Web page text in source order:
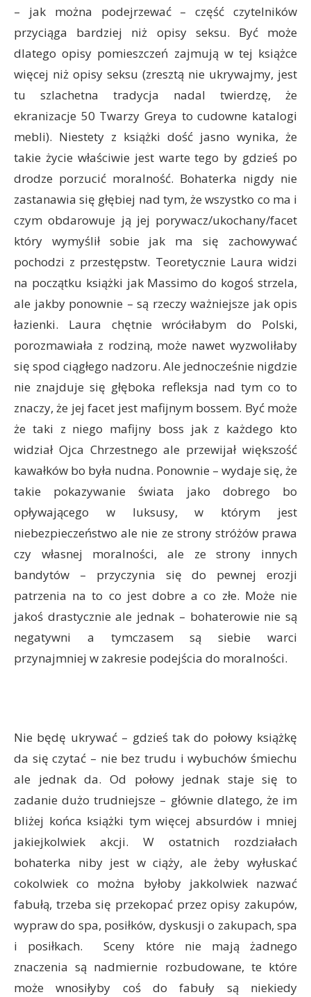
– jak można podejrzewać – część czytelników
przyciąga bardziej niż opisy seksu. Być może
dlatego opisy pomieszczeń zajmują w tej książce
więcej niż opisy seksu (zresztą nie ukrywajmy, jest
tu szlachetna tradycja nadal twierdzę, że
ekranizacje 50 Twarzy Greya to cudowne katalogi
mebli). Niestety z książki dość jasno wynika, że
takie życie właściwie jest warte tego by gdzieś po
drodze porzucić moralność. Bohaterka nigdy nie
zastanawia się głębiej nad tym, że wszystko co ma i
czym obdarowuje ją jej porywacz/ukochany/facet
który wymyślił sobie jak ma się zachowywać
pochodzi z przestępstw. Teoretycznie Laura widzi
na początku książki jak Massimo do kogoś strzela,
ale jakby ponownie – są rzeczy ważniejsze jak opis
łazienki. Laura chętnie wróciłabym do Polski,
porozmawiała z rodziną, może nawet wyzwoliłaby
się spod ciągłego nadzoru. Ale jednocześnie nigdzie
nie znajduje się głęboka refleksja nad tym co to
znaczy, że jej facet jest mafijnym bossem. Być może
że taki z niego mafijny boss jak z każdego kto
widział Ojca Chrzestnego ale przewijał większość
kawałków bo była nudna. Ponownie – wydaje się, że
takie pokazywanie świata jako dobrego bo
opływającego w luksusy, w którym jest
niebezpieczeństwo ale nie ze strony stróżów prawa
czy własnej moralności, ale ze strony innych
bandytów – przyczynia się do pewnej erozji
patrzenia na to co jest dobre a co złe. Może nie
jakoś drastycznie ale jednak – bohaterowie nie są
negatywni a tymczasem są siebie warci
przynajmniej w zakresie podejścia do moralności.
Nie będę ukrywać – gdzieś tak do połowy książkę
da się czytać – nie bez trudu i wybuchów śmiechu
ale jednak da. Od połowy jednak staje się to
zadanie dużo trudniejsze – głównie dlatego, że im
bliżej końca książki tym więcej absurdów i mniej
jakiejkolwiek akcji. W ostatnich rozdziałach
bohaterka niby jest w ciąży, ale żeby wyłuskać
cokolwiek co można byłoby jakkolwiek nazwać
fabułą, trzeba się przekopać przez opisy zakupów,
wypraw do spa, posiłków, dyskusji o zakupach, spa
i posiłkach. Sceny które nie mają żadnego
znaczenia są nadmiernie rozbudowane, te które
może wnosiłyby coś do fabuły są niekiedy